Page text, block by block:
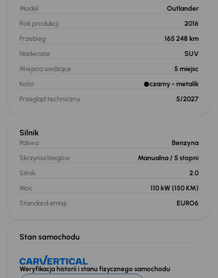
Model
Outlander
Rok produkcji
2016
Przebieg
165 248 km
Nadwozie
SUV
Miejsca siedzące
5 miejsc
Kolor
czarny - metalik
Przegląd techniczny
5/2027
Stan samochodu
Weryfikacja historii i stanu fizycznego samochodu
Silnik
Paliwo
Benzyna
Skrzynia biegów
Manualna / 5 stopni
Silnik
2.0
Moc
110 kW (150 KM)
Standard emisji
EURO6